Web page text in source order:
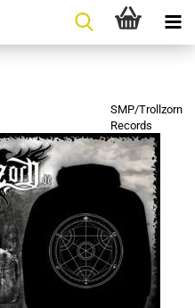
SMP/Trollzorn
Records